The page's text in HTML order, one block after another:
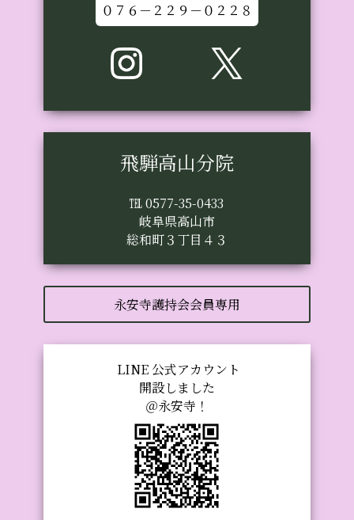
０７６－２２９－０２２８
飛騨高山分院
℡ 0577-35-0433
岐阜県高山市
総和町３丁目４３
永安寺護持会会員専用
LINE 公式アカウント
開設しました
＠永安寺！